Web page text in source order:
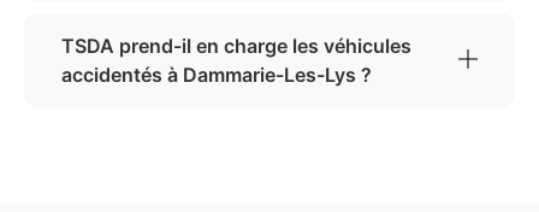
TSDA prend-il en charge les véhicules
accidentés à Dammarie-Les-Lys ?